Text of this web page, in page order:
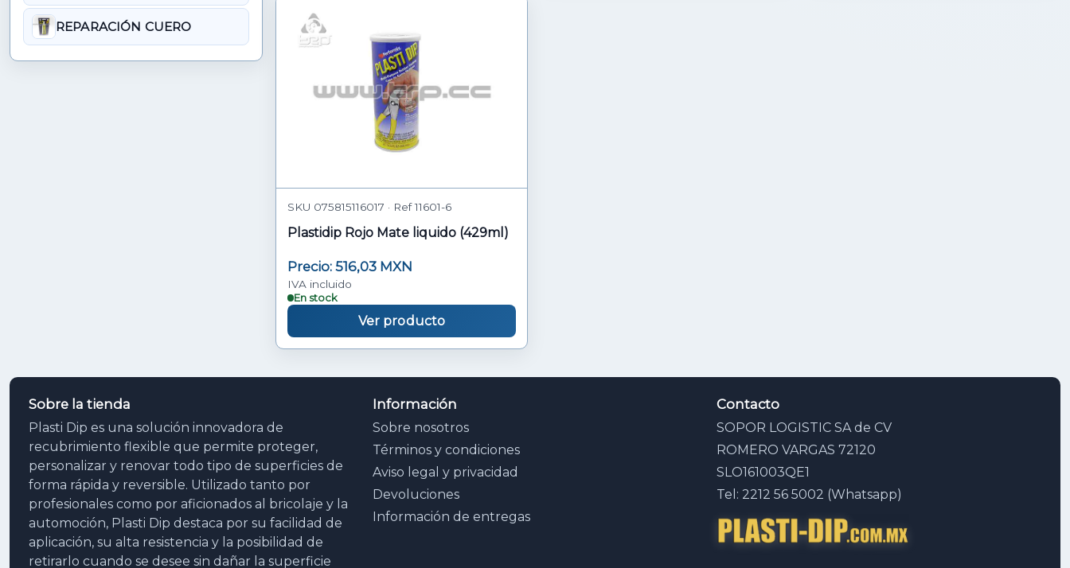
REPARACIÓN CUERO
SKU 075815116017 · Ref 11601-6
Plastidip Rojo Mate liquido (429ml)
Precio: 516,03 MXN
IVA incluido
En stock
Ver producto
Sobre la tienda
Plasti Dip es una solución innovadora de
recubrimiento flexible que permite proteger,
personalizar y renovar todo tipo de superficies de
forma rápida y reversible. Utilizado tanto por
profesionales como por aficionados al bricolaje y la
automoción, Plasti Dip destaca por su facilidad de
aplicación, su alta resistencia y la posibilidad de
retirarlo cuando se desee sin dañar la superficie
Información
Sobre nosotros
Términos y condiciones
Aviso legal y privacidad
Devoluciones
Información de entregas
Contacto
SOPOR LOGISTIC SA de CV
ROMERO VARGAS 72120
SLO161003QE1
Tel: 2212 56 5002 (Whatsapp)